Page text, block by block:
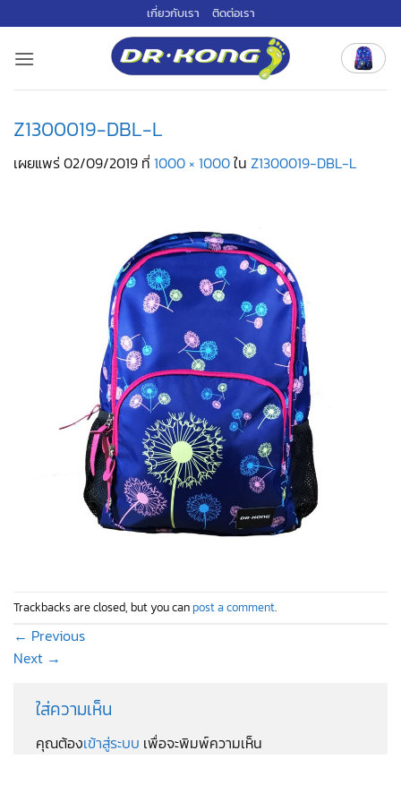
ไป
เกี่ยวกับเรา ติดต่อเรา
Z1300019-DBL-L
เผยแพร่02/09/2019 ที่ 1000 × 1000ใน Z1300019-DBL-L
Trackbacks are closed, but you can post a comment.
← Previous
Next →
ใส่ความเห็น
คุณต้องเข้าสู่ระบบ เพื่อจะพิมพ์ความเห็น